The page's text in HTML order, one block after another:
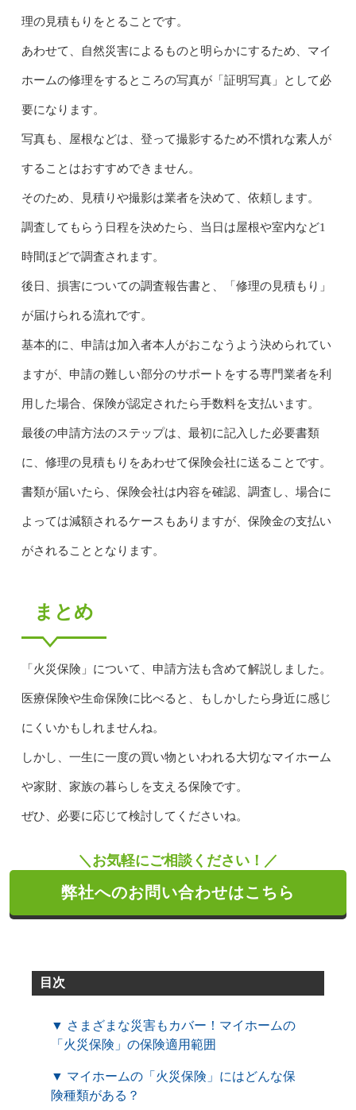
理の見積もりをとることです。
あわせて、自然災害によるものと明らかにするため、マイ
ホームの修理をするところの写真が「証明写真」として必
要になります。
写真も、屋根などは、登って撮影するため不慣れな素人が
することはおすすめできません。
そのため、見積りや撮影は業者を決めて、依頼します。
調査してもらう日程を決めたら、当日は屋根や室内など1
時間ほどで調査されます。
後日、損害についての調査報告書と、「修理の見積もり」
が届けられる流れです。
基本的に、申請は加入者本人がおこなうよう決められてい
ますが、申請の難しい部分のサポートをする専門業者を利
用した場合、保険が認定されたら手数料を支払います。
最後の申請方法のステップは、最初に記入した必要書類
に、修理の見積もりをあわせて保険会社に送ることです。
書類が届いたら、保険会社は内容を確認、調査し、場合に
よっては減額されるケースもありますが、保険金の支払い
がされることとなります。
まとめ
「火災保険」について、申請方法も含めて解説しました。
医療保険や生命保険に比べると、もしかしたら身近に感じ
にくいかもしれませんね。
しかし、一生に一度の買い物といわれる大切なマイホーム
や家財、家族の暮らしを支える保険です。
ぜひ、必要に応じて検討してくださいね。
＼お気軽にご相談ください！／
弊社へのお問い合わせはこちら
目次
▼ さまざまな災害もカバー！マイホームの
「火災保険」の保険適用範囲
▼ マイホームの「火災保険」にはどんな保
険種類がある？